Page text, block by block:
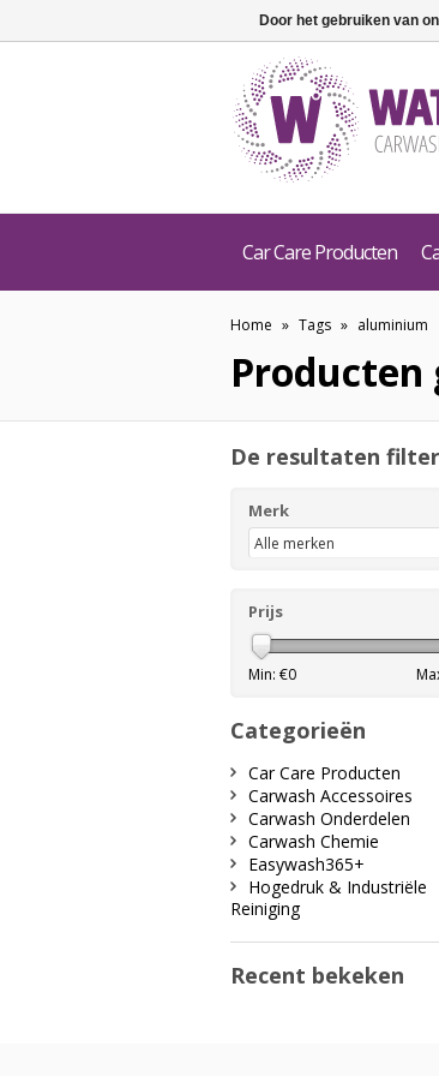
Car Care Producten
Home » Tags » aluminium
De resultaten
Merk
Prijs
Min: €0
Categorieën
Car Care Producten
Carwash Accessoires
Carwash Onderdelen
Carwash Chemie
Easywash365+
Hogedruk & Industriële
Reiniging
Recent bekeken
Door het gebruiken van